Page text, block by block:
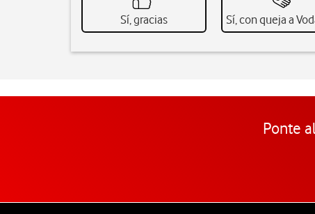
Sí, gracias Sí, con queja a
Ponte